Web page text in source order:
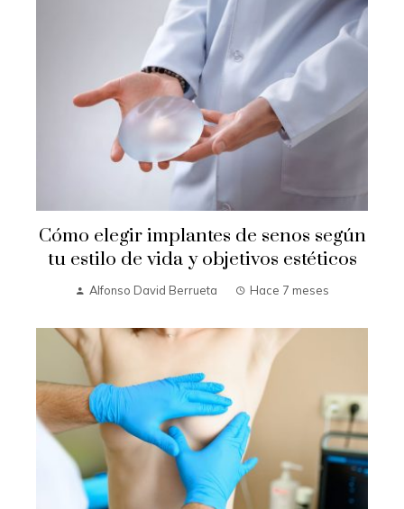
Cómo elegir implantes de senos según
tu estilo de vida y objetivos estéticos
Alfonso David Berrueta Hace 7 meses